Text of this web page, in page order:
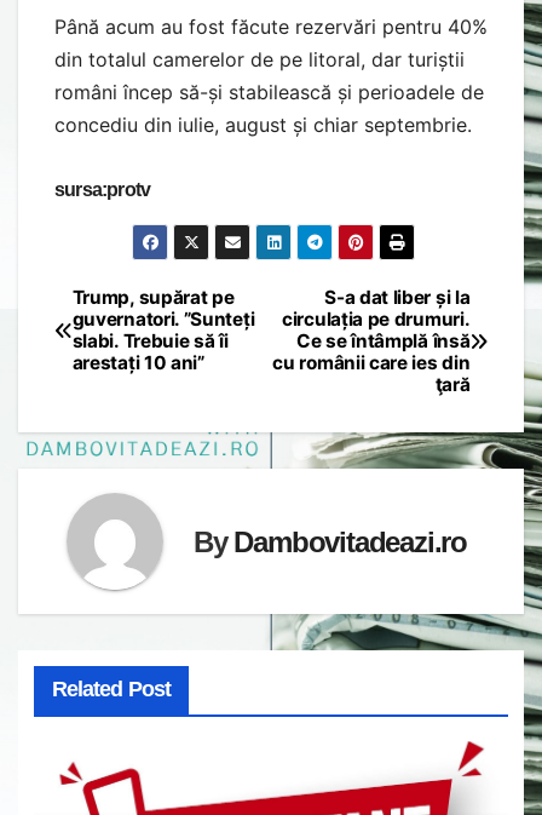
Până acum au fost făcute rezervări pentru 40%
din totalul camerelor de pe litoral, dar turiștii
români încep să-și stabilească și perioadele de
concediu din iulie, august și chiar septembrie.
sursa:protv
Post
navigation
S-a dat liber și la
circulația pe drumuri.
Ce se întâmplă însă
cu românii care ies din
ţară
Trump, supărat pe
guvernatori. ”Sunteți
slabi. Trebuie să îi
arestați 10 ani”
ByDambovitadeazi.ro
Related Post